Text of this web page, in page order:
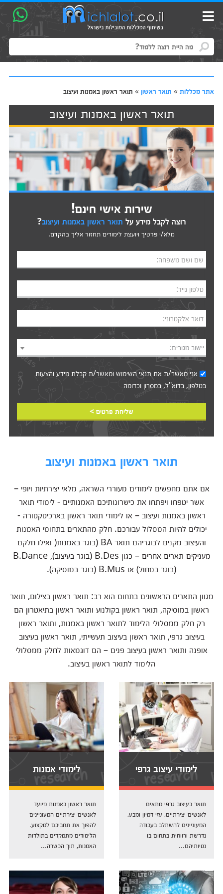
אתר מכללות» תואר ראשון» תואר ראשון באמנות ועיצוב
תואר ראשון באמנות ועיצוב
שירות אישי חינם!
רוצה לקבל מידע על תואר ראשון באמנות ועיצוב?
מלא/י פרטיך ויועצת לימודים תחזור אליך בהקדם.
שם ושם משפחה:
טלפון נייד:
דואר אלקטרוני:
יישוב מגורים:
אני מאשר/ת אתתנאי השימושומאשר/ת קבלת מידע והצעות
בטלפון, בדוא"ל, במסרון וכדומה‎‎
שליחת פרטים >
תואר ראשון באמנות ועיצוב
אם אתם מחפשים לימודים מעוררי השראה, מלאי יצירתיות ויופי –
אשר יטפחו ויפתחו את כישרונותיכם האמנותיים - לימודי תואר
ראשון באמנות ועיצוב – או לימודי תואר ראשון בארכיטקטורה -
יכולים להיות המסלול עבורכם. חלק מהתארים בתחומי האמנות
והעיצוב מקנים לבוגריהם תואר BA (בוגר באמנות( ואילו חלקם
מעניקים תארים אחרים – כגון B.Des (בוגר בעיצוב), B.Dance
(בוגר במחול) או B.Mus (בוגר במוסיקה).
מגוון התארים הראשונים בתחום הוא רב: תואר ראשון בצילום, תואר
ראשון במוסיקה, תואר ראשון בקולנוע ותואר ראשון בתיאטרון הם
רק חלק ממסלולי הלימוד לתואר ראשון באמנות, ותואר ראשון
בעיצוב גרפי, תואר ראשון בעיצוב תעשייתי, תואר ראשון בעיצוב
אופנה ותואר ראשון בעיצוב פנים – הם דוגמאות לחלק ממסלולי
הלימוד לתואר ראשון בעיצוב.
לימודי עיצוב גרפי
תואר בעיצוב גרפי מתאים
לאנשים יצירתיים, עזי דמיון ומבע,
המעוניינים להשתלב בעבודה
נדרשת ורווחית בתחום בו
נטיותיהם...
לימודי אמנות
תואר ראשון באמנות מיועד
לאנשים יצירתיים המעוניינים
להפוך את תחביבם למקצוע.
הלימודים מתמקדים בתולדות
האמנות, תוך הכשרה...